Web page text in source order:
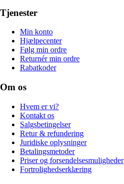
Tjenester
Min konto
Hjælpecenter
Følg min ordre
Returnér min ordre
Rabatkoder
Om os
Hvem er vi?
Kontakt os
Salgsbetingelser
Retur & refundering
Juridiske oplysninger
Betalingsmetoder
Priser og forsendelsesmuligheder
Fortrolighedserklæring